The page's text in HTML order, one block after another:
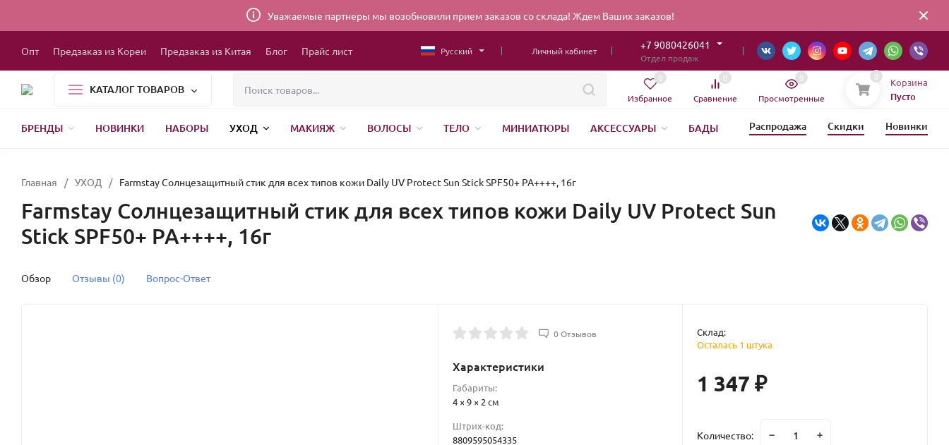
Уважаемые партнеры мы возобновили прием заказов со склада! Ждем Ваших заказов!
Опт Предзаказ из Кореи Предзаказ из Китая Блог Прайс лист Русский Личный кабинет +7 9080426041
Отдел продаж
КАТАЛОГ ТОВАРОВ
Избранное
0
Сравнение
0
Просмотренные
0 0 Корзина
Пусто
БРЕНДЫ НОВИНКИ НАБОРЫ УХОД МАКИЯЖ ВОЛОСЫ ТЕЛО МИНИАТЮРЫ АКСЕССУАРЫ
БАДЫ
Распродажа Скидки Новинки
Главная / УХОД / Farmstay Солнцезащитный стик для всех типов кожи Daily UV Protect Sun Stick SPF50+ PA++++, 16г
Farmstay Солнцезащитный стик для всех типов кожи Daily UV Protect Sun
Stick SPF50+ PA++++, 16г
Обзор Отзывы (0) Вопрос-Ответ
0 Отзывов
Характеристики
Габариты:
4 × 9 × 2 см
Штрих-код:
8809595054335
Склад:
Осталась 1 штука
1 347 ₽
Количество: